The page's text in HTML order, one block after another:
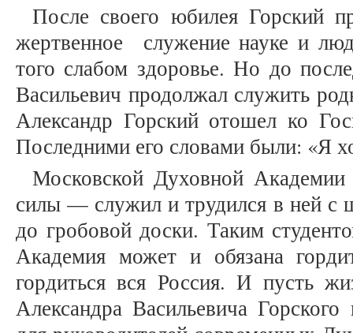
После своего юбилея Горский
жертвенное служение науке и
того слабом здоровье. Но до
Васильевич продолжал служить
Александр Горский отошел ко
Последними его словами были: «Я
Московской Духовной Академии
силы — служил и трудился в ней с
до гробовой доски. Таким
Академия может и обязана
гордиться вся Россия. И пусть
Александра Васильевича